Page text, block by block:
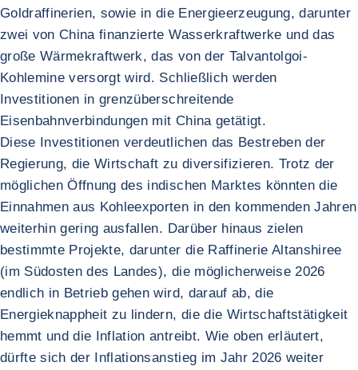
Goldraffinerien, sowie in die Energieerzeugung, darunter
zwei von China finanzierte Wasserkraftwerke und das
große Wärmekraftwerk, das von der Talvantolgoi-
Kohlemine versorgt wird. Schließlich werden
Investitionen in grenzüberschreitende
Eisenbahnverbindungen mit China getätigt.
Diese Investitionen verdeutlichen das Bestreben der
Regierung, die Wirtschaft zu diversifizieren. Trotz der
möglichen Öffnung des indischen Marktes könnten die
Einnahmen aus Kohleexporten in den kommenden Jahren
weiterhin gering ausfallen. Darüber hinaus zielen
bestimmte Projekte, darunter die Raffinerie Altanshiree
(im Südosten des Landes), die möglicherweise 2026
endlich in Betrieb gehen wird, darauf ab, die
Energieknappheit zu lindern, die die Wirtschaftstätigkeit
hemmt und die Inflation antreibt. Wie oben erläutert,
dürfte sich der Inflationsanstieg im Jahr 2026 weiter